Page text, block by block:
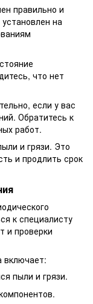
правильно и
на
что нет
если у вас
Обратитесь к
работ.
и грязи. Это
и продлить срок
к специалисту
и проверки
включает:
пыли и грязи.